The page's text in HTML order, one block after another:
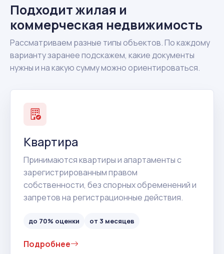
Подходит жилая и
коммерческая недвижимость
Рассматриваем разные типы объектов. По каждому
варианту заранее подскажем, какие документы
нужны и на какую сумму можно ориентироваться.
Квартира
Принимаются квартиры и апартаменты с
зарегистрированным правом
собственности, без спорных обременений и
запретов на регистрационные действия.
до 70% оценки от 3 месяцев
Подробнее